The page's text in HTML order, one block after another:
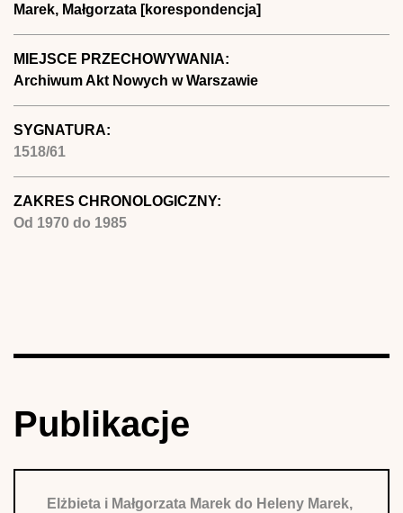
Marek, Małgorzata [korespondencja]
MIEJSCE PRZECHOWYWANIA:
Archiwum Akt Nowych w Warszawie
SYGNATURA:
1518/61
ZAKRES CHRONOLOGICZNY:
Od 1970 do 1985
Publikacje
Elżbieta i Małgorzata Marek do Heleny Marek,